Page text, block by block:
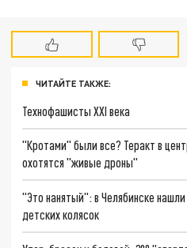
ЧИТАЙТЕ ТАКЖЕ:
Технофашисты XXI века
"Кротами" были все? Теракт в
охотятся "живые дроны"
"Это нанятый": в Челябинске
детских колясок